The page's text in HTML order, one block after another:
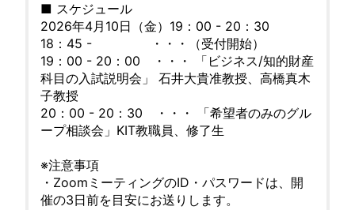
■ スケジュール
2026年4月10日（金）19：00 - 20：30
18：45 - ・・・（受付開始）
19：00 - 20：00 ・・・ 「ビジネス/知的財産
科目の入試説明会」 石井大貴准教授、高橋真木
子教授
20：00 - 20：30 ・・・ 「希望者のみのグル
ープ相談会」KIT教職員、修了生
※注意事項
・ZoomミーティングのID・パスワードは、開
催の3日前を目安にお送りします。